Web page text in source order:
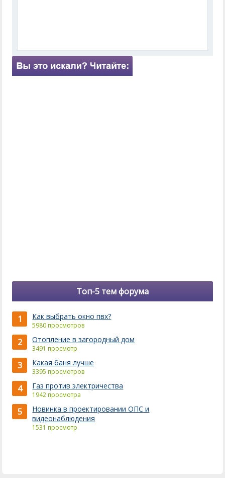
Топ-5 тем форума
1 Как выбрать окно пвх?
5980 просмотров
2 Отопление в загородный дом
3491 просмотр
3 Какая баня лучше
3395 просмотров
4 Газ против электричества
1942 просмотра
5
Новинка в проектировании ОПС и
видеонаблюдения
1531 просмотр